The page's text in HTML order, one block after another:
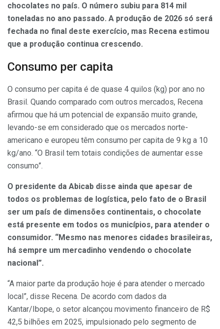
chocolates no país. O número subiu para 814 mil
toneladas no ano passado. A produção de 2026 só será
fechada no final deste exercício, mas Recena estimou
que a produção continua crescendo.
Consumo per capita
O consumo per capita é de quase 4 quilos (kg) por ano no
Brasil. Quando comparado com outros mercados, Recena
afirmou que há um potencial de expansão muito grande,
levando-se em considerado que os mercados norte-
americano e europeu têm consumo per capita de 9 kg a 10
kg/ano. “O Brasil tem totais condições de aumentar esse
consumo”.
O presidente da Abicab disse ainda que apesar de
todos os problemas de logística, pelo fato de o Brasil
ser um país de dimensões continentais, o chocolate
está presente em todos os municípios, para atender o
consumidor. “Mesmo nas menores cidades brasileiras,
há sempre um mercadinho vendendo o chocolate
nacional”.
“A maior parte da produção hoje é para atender o mercado
local”, disse Recena. De acordo com dados da
Kantar/Ibope, o setor alcançou movimento financeiro de R$
42,5 bilhões em 2025, impulsionado pelo segmento de